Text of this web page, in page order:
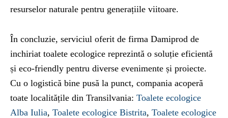
resurselor naturale pentru generațiile viitoare.
În concluzie, serviciul oferit de firma Damiprod de
inchiriat toalete ecologice reprezintă o soluție eficientă
și eco-friendly pentru diverse evenimente și proiecte.
Cu o logistică bine pusă la punct, compania acoperă
toate localitățile din Transilvania: Toalete ecologice
Alba Iulia, Toalete ecologice Bistrita, Toalete ecologice